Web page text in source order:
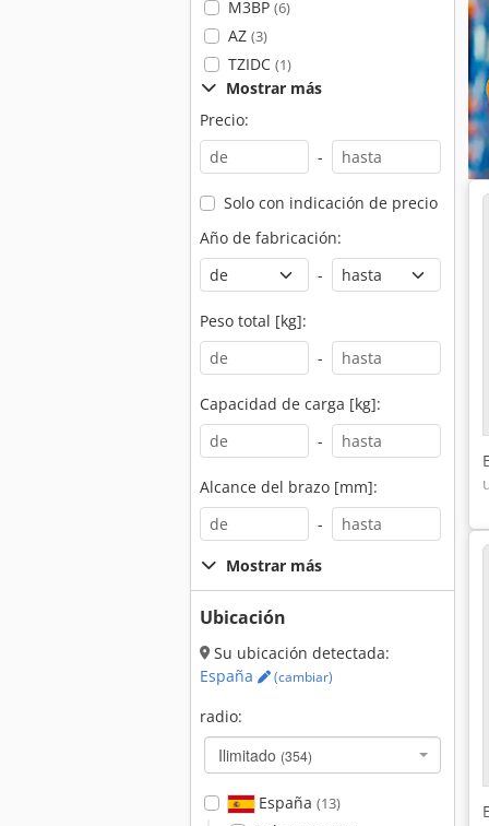
M3BP (6)
AZ (3)
TZIDC (1)
Mostrar más
Precio:
-
Solo con indicación de precio
Año de fabricación:
-
Peso total [kg]:
-
Capacidad de carga [kg]:
-
Alcance del brazo [mm]:
-
Mostrar más
Ubicación
Su ubicación detectada:
España
(cambiar)
radio:
Ilimitado (354)
España (13)